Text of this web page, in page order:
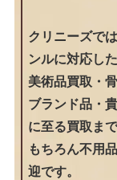
クリニーズで
ンルに対応し
美術品買取・
ブランド品・
に至る買取ま
もちろん不用
迎です。